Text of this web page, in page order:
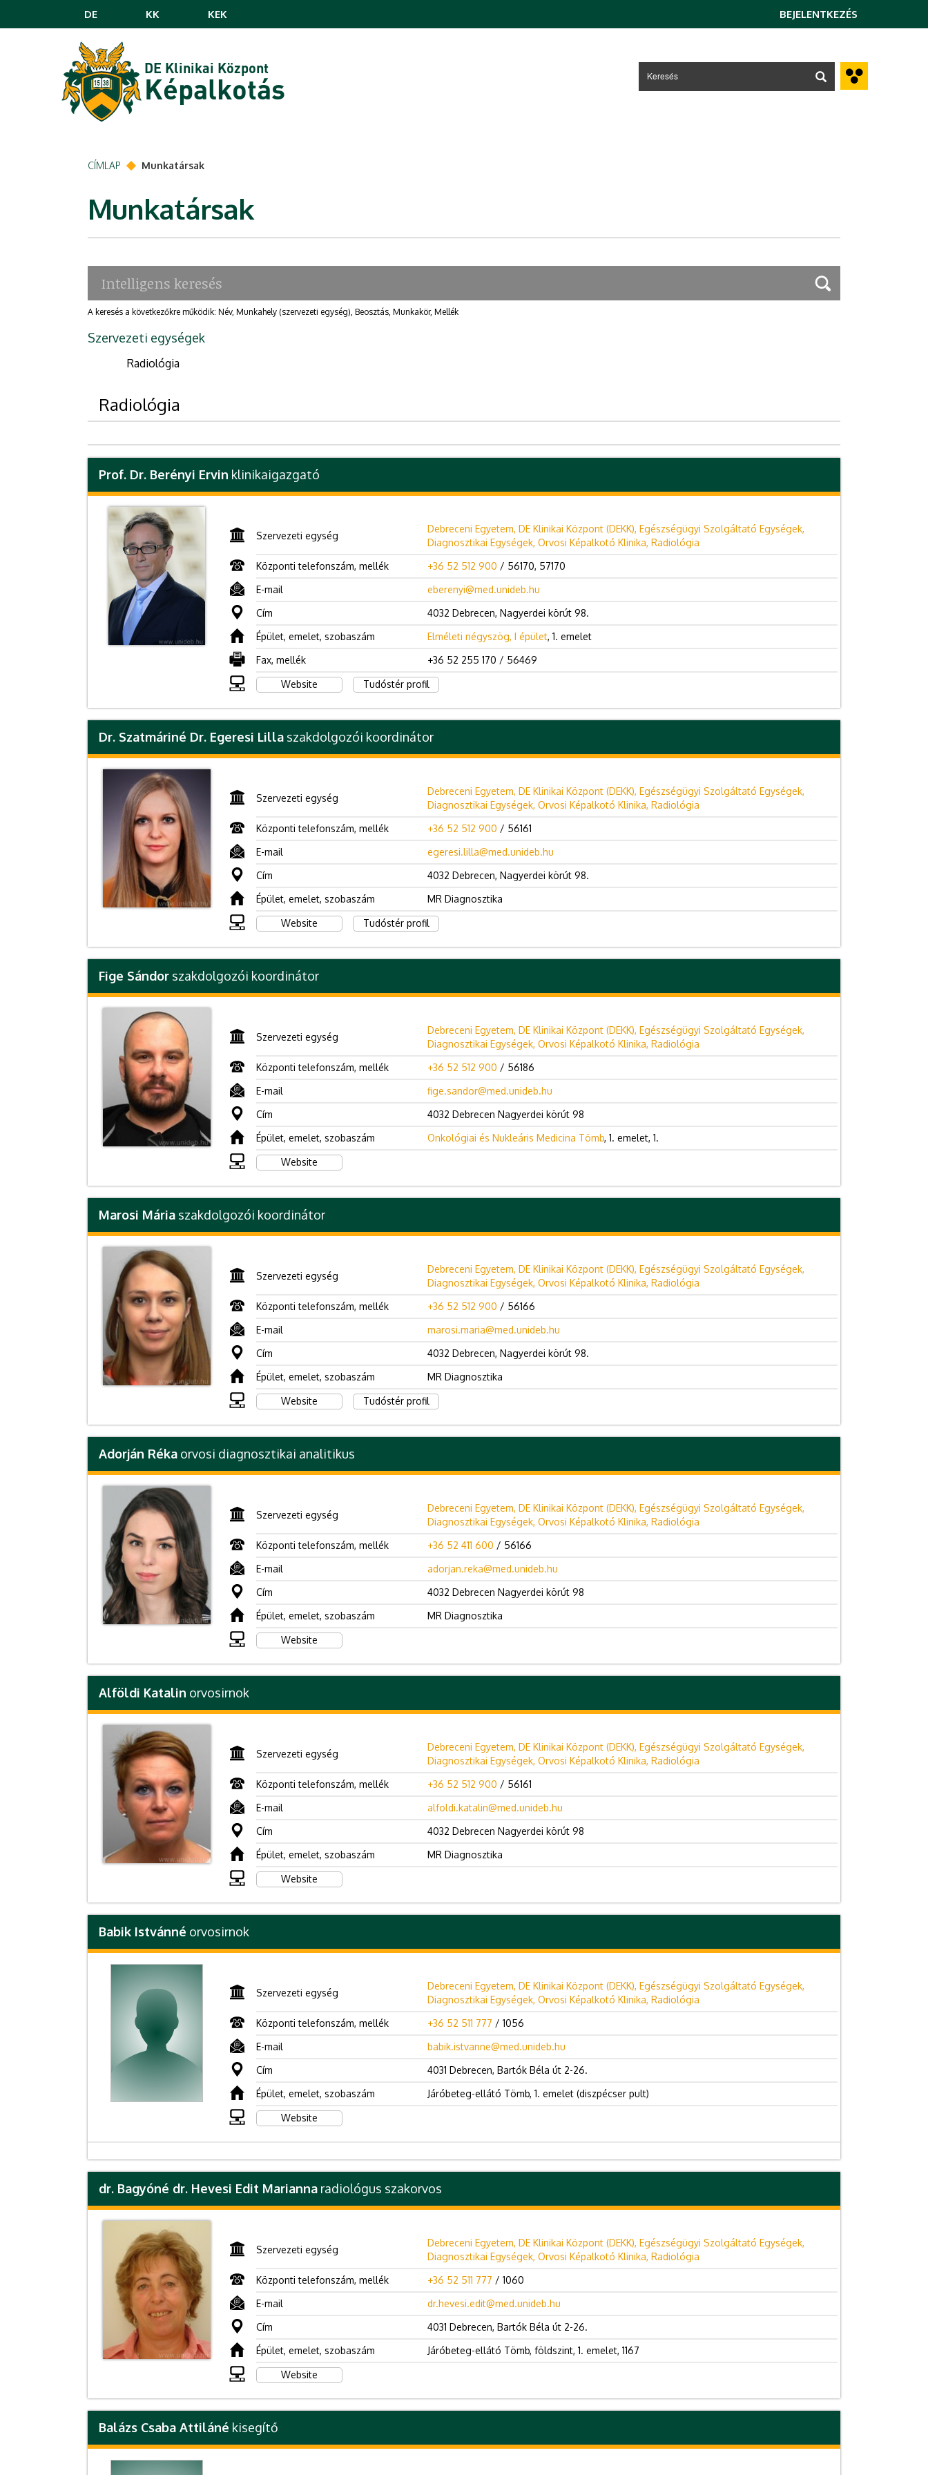
DE KK KEK BEJELENTKEZÉS
DE Klinikai Központ
Képalkotás
CÍMLAP Munkatársak
Munkatársak
A keresés a következőkre működik: Név, Munkahely (szervezeti egység), Beosztás, Munkakör, Mellék
Szervezeti egységek
Radiológia
Radiológia
Prof. Dr. Berényi Ervin klinikaigazgató
Szervezeti egység
Debreceni Egyetem, DE Klinikai Központ (DEKK), Egészségügyi Szolgáltató Egységek,
Diagnosztikai Egységek, Orvosi Képalkotó Klinika, Radiológia
Központi telefonszám, mellék
+36 52 512 900 / 56170, 57170
E-mail
eberenyi@med.unideb.hu
Cím
4032 Debrecen, Nagyerdei körút 98.
Épület, emelet, szobaszám
Elméleti négyszög, I épület, 1. emelet
Fax, mellék
+36 52 255 170 / 56469
Website Tudóstér profil
Dr. Szatmáriné Dr. Egeresi Lilla szakdolgozói koordinátor
Szervezeti egység
Debreceni Egyetem, DE Klinikai Központ (DEKK), Egészségügyi Szolgáltató Egységek,
Diagnosztikai Egységek, Orvosi Képalkotó Klinika, Radiológia
Központi telefonszám, mellék
+36 52 512 900 / 56161
E-mail
egeresi.lilla@med.unideb.hu
Cím
4032 Debrecen, Nagyerdei körút 98.
Épület, emelet, szobaszám
MR Diagnosztika
Website Tudóstér profil
Fige Sándor szakdolgozói koordinátor
Szervezeti egység
Debreceni Egyetem, DE Klinikai Központ (DEKK), Egészségügyi Szolgáltató Egységek,
Diagnosztikai Egységek, Orvosi Képalkotó Klinika, Radiológia
Központi telefonszám, mellék
+36 52 512 900 / 56186
E-mail
fige.sandor@med.unideb.hu
Cím
4032 Debrecen Nagyerdei körút 98
Épület, emelet, szobaszám
Onkológiai és Nukleáris Medicina Tömb, 1. emelet, 1.
Website
Marosi Mária szakdolgozói koordinátor
Szervezeti egység
Debreceni Egyetem, DE Klinikai Központ (DEKK), Egészségügyi Szolgáltató Egységek,
Diagnosztikai Egységek, Orvosi Képalkotó Klinika, Radiológia
Központi telefonszám, mellék
+36 52 512 900 / 56166
E-mail
marosi.maria@med.unideb.hu
Cím
4032 Debrecen, Nagyerdei körút 98.
Épület, emelet, szobaszám
MR Diagnosztika
Website Tudóstér profil
Adorján Réka orvosi diagnosztikai analitikus
Szervezeti egység
Debreceni Egyetem, DE Klinikai Központ (DEKK), Egészségügyi Szolgáltató Egységek,
Diagnosztikai Egységek, Orvosi Képalkotó Klinika, Radiológia
Központi telefonszám, mellék
+36 52 411 600 / 56166
E-mail
adorjan.reka@med.unideb.hu
Cím
4032 Debrecen Nagyerdei körút 98
Épület, emelet, szobaszám
MR Diagnosztika
Website
Alföldi Katalin orvosirnok
Szervezeti egység
Debreceni Egyetem, DE Klinikai Központ (DEKK), Egészségügyi Szolgáltató Egységek,
Diagnosztikai Egységek, Orvosi Képalkotó Klinika, Radiológia
Központi telefonszám, mellék
+36 52 512 900 / 56161
E-mail
alfoldi.katalin@med.unideb.hu
Cím
4032 Debrecen Nagyerdei körút 98
Épület, emelet, szobaszám
MR Diagnosztika
Website
Babik Istvánné orvosirnok
Szervezeti egység
Debreceni Egyetem, DE Klinikai Központ (DEKK), Egészségügyi Szolgáltató Egységek,
Diagnosztikai Egységek, Orvosi Képalkotó Klinika, Radiológia
Központi telefonszám, mellék
+36 52 511 777 / 1056
E-mail
babik.istvanne@med.unideb.hu
Cím
4031 Debrecen, Bartók Béla út 2-26.
Épület, emelet, szobaszám
Járóbeteg-ellátó Tömb, 1. emelet (diszpécser pult)
Website
dr. Bagyóné dr. Hevesi Edit Marianna radiológus szakorvos
Szervezeti egység
Debreceni Egyetem, DE Klinikai Központ (DEKK), Egészségügyi Szolgáltató Egységek,
Diagnosztikai Egységek, Orvosi Képalkotó Klinika, Radiológia
Központi telefonszám, mellék
+36 52 511 777 / 1060
E-mail
dr.hevesi.edit@med.unideb.hu
Cím
4031 Debrecen, Bartók Béla út 2-26.
Épület, emelet, szobaszám
Járóbeteg-ellátó Tömb, földszint, 1. emelet, 1167
Website
Balázs Csaba Attiláné kisegítő